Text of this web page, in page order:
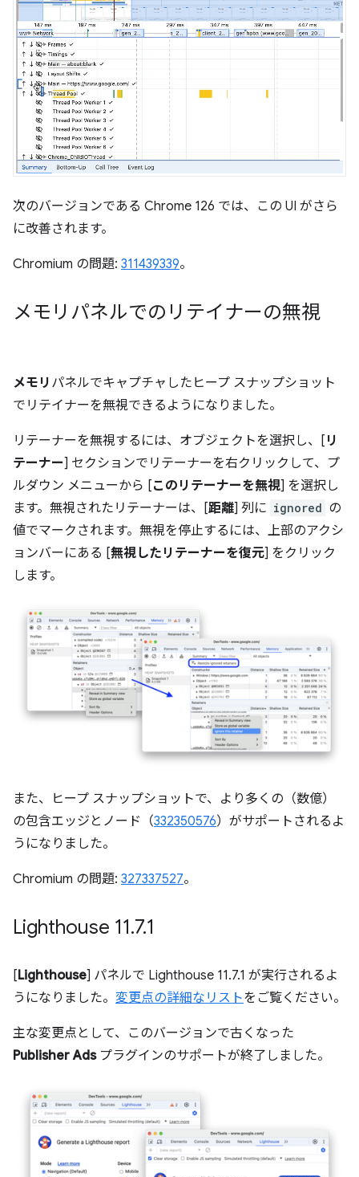
次のバージョンである Chrome 126 では、この UI がさら
に改善されます。
Chromium の問題: 311439339。
メモリパネルでのリテイナーの無視
メモリ パネルでキャプチャしたヒープ スナップショット
でリテイナーを無視できるようになりました。
リテーナーを無視するには、オブジェクトを選択し、[ リ
テーナー] セクションでリテーナーを右クリックして、プ
ルダウン メニューから [このリテーナーを無視] を選択し
ます。無視されたリテーナーは、[距離] 列に ignored の
値でマークされます。無視を停止するには、上部のアクシ
ョンバーにある [無視したリテーナーを復元] をクリック
します。
また、ヒープ スナップショットで、より多くの（数億）
の包含エッジとノード（332350576）がサポートされるよ
うになりました。
Chromium の問題: 327337527。
Lighthouse 11.7.1
[Lighthouse] パネルで Lighthouse 11.7.1 が実行されるよ
うになりました。 変更点の詳細なリストをご覧ください。
主な変更点として、このバージョンで古くなった
Publisher Adsプラグインのサポートが終了しました。